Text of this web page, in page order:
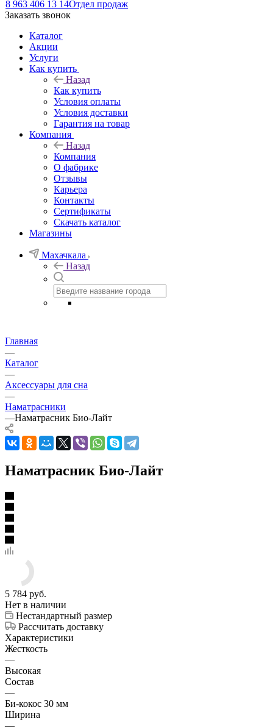
8 963 406 13 14Отдел продаж
Заказать звонок
Каталог
Акции
Услуги
Как купить
Назад
Как купить
Условия оплаты
Условия доставки
Гарантия на товар
Компания
Назад
Компания
О фабрике
Отзывы
Карьера
Контакты
Сертификаты
Скачать каталог
Магазины
Махачкала
Назад
Главная
—
Каталог
—
Аксессуары для сна
—
Наматрасники
—Наматрасник Био-Лайт
Наматрасник Био-Лайт
5 784 руб.
Нет в наличии
Нестандартный размер
Рассчитать доставку
Характеристики
Жесткость
—
Высокая
Состав
—
Би-кокос 30 мм
Ширина